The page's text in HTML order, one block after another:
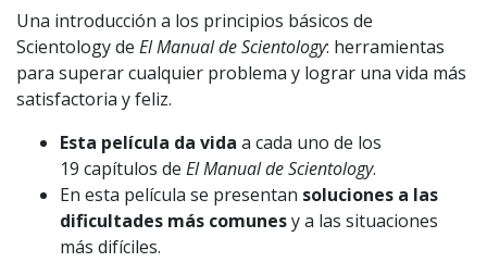
Una introducción a los principios básicos de
Scientology de El Manual de Scientology: herramientas
para superar cualquier problema y lograr una vida más
satisfactoria y feliz.
Esta película da vida a cada uno de los
19 capítulos de El Manual de Scientology.
En esta película se presentan soluciones a las
dificultades más comunesy a las situaciones
más difíciles.